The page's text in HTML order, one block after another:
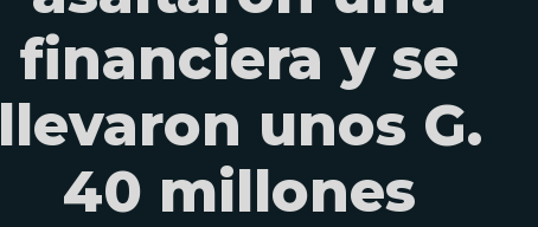
financiera y se
llevaron unos G.
40 millones